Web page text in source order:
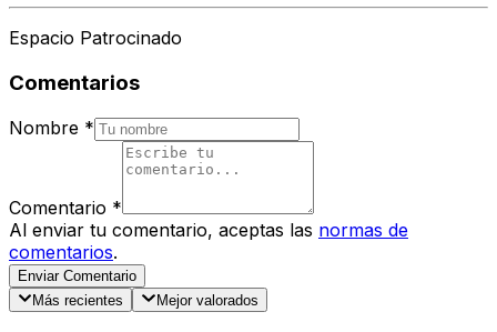
Espacio Patrocinado
Comentarios
Nombre *
Comentario *
Al enviar tu comentario, aceptas las normas de
comentarios.
Enviar Comentario
Más recientes
Mejor valorados